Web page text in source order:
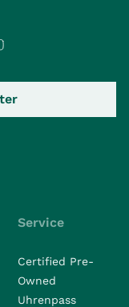
Service
Certified Pre-
Owned
Uhrenpass